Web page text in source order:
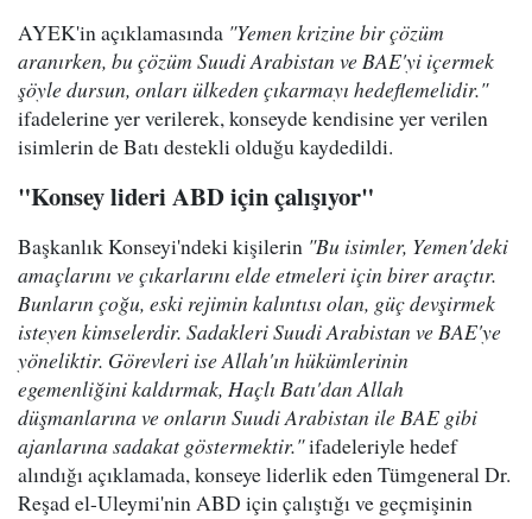
AYEK'in açıklamasında "Yemen krizine bir çözüm
aranırken, bu çözüm Suudi Arabistan ve BAE'yi içermek
şöyle dursun, onları ülkeden çıkarmayı hedeflemelidir."
ifadelerine yer verilerek, konseyde kendisine yer verilen
isimlerin de Batı destekli olduğu kaydedildi.
"Konsey lideri ABD için çalışıyor"
Başkanlık Konseyi'ndeki kişilerin "Bu isimler, Yemen'deki
amaçlarını ve çıkarlarını elde etmeleri için birer araçtır.
Bunların çoğu, eski rejimin kalıntısı olan, güç devşirmek
isteyen kimselerdir. Sadakleri Suudi Arabistan ve BAE'ye
yöneliktir. Görevleri ise Allah'ın hükümlerinin
egemenliğini kaldırmak, Haçlı Batı'dan Allah
düşmanlarına ve onların Suudi Arabistan ile BAE gibi
ajanlarına sadakat göstermektir."ifadeleriyle hedef
alındığı açıklamada, konseye liderlik eden Tümgeneral Dr.
Reşad el-Uleymi'nin ABD için çalıştığı ve geçmişinin